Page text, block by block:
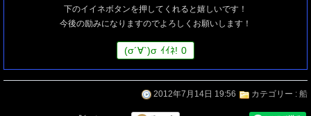
下のイイネボタンを押してくれると嬉しいです！
今後の励みになりますのでよろしくお願いします！
(σ´∀`)σ ｲｲﾈ! 0
2012年7月14日 19:56 カテゴリー : 船